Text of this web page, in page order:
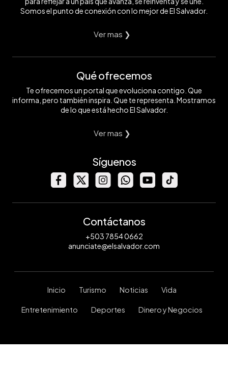
Somos el punto de conexión con lo mejor de El Salvador.
Ver mas ❯
Qué ofrecemos
Te ofrecemos un portal que evoluciona contigo. Que
informa, pero también inspira. Que te representa. Mostramos
de lo que está hecho El Salvador.
Ver mas ❯
Síguenos
Contáctanos
+503 7854 0662
anunciate@elsalvador.com
Inicio Turismo Noticias Vida
Entretenimiento Deportes Dinero y Negocios